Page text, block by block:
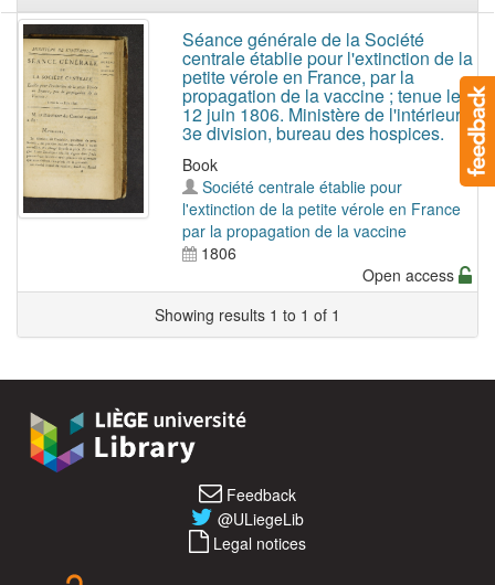
Séance générale de la Société
centrale établie pour l'extinction de la
petite vérole en France, par la
propagation de la vaccine ; tenue le
12 juin 1806. Ministère de l'intérieur,
3e division, bureau des hospices.
Book
Société centrale établie pour
l'extinction de la petite vérole en France
par la propagation de la vaccine
1806
Open access
Showing results 1 to 1 of 1
Feedback
@ULiegeLib
Legal notices